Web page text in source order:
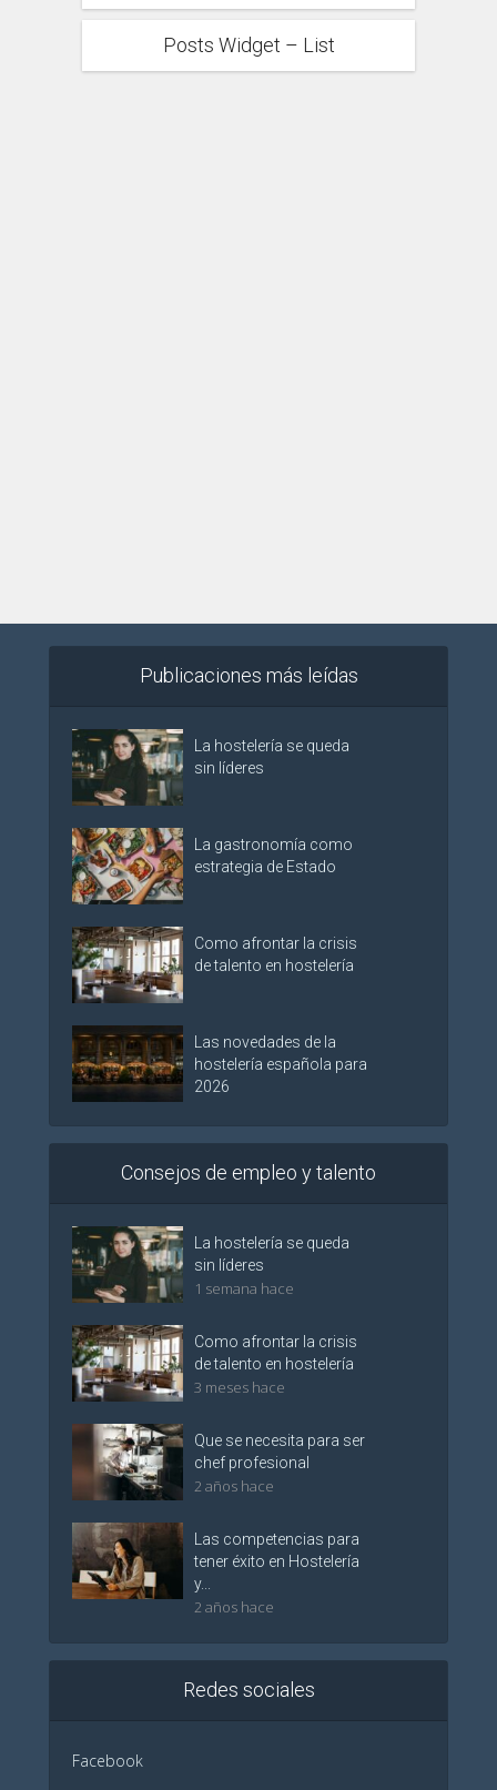
Posts Widget – List
Publicaciones más leídas
La hostelería se queda
sin líderes
La gastronomía como
estrategia de Estado
Como afrontar la crisis
de talento en hostelería
Las novedades de la
hostelería española para
2026
Consejos de empleo y talento
La hostelería se queda
sin líderes
1 semana hace
Como afrontar la crisis
de talento en hostelería
3 meses hace
Que se necesita para ser
chef profesional
2 años hace
Las competencias para
tener éxito en Hostelería
y...
2 años hace
Redes sociales
Facebook